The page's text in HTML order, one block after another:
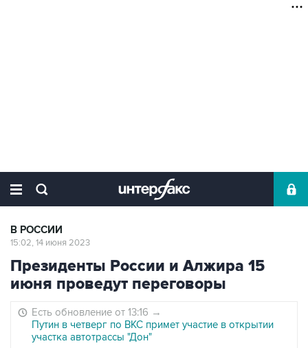
В РОССИИ
15:02, 14 июня 2023
Президенты России и Алжира 15
июня проведут переговоры
Есть обновление от 13:16 →
Путин в четверг по ВКС примет участие в открытии
участка автотрассы "Дон"